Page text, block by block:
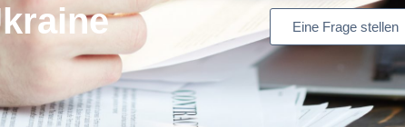
Eine Frage stellen